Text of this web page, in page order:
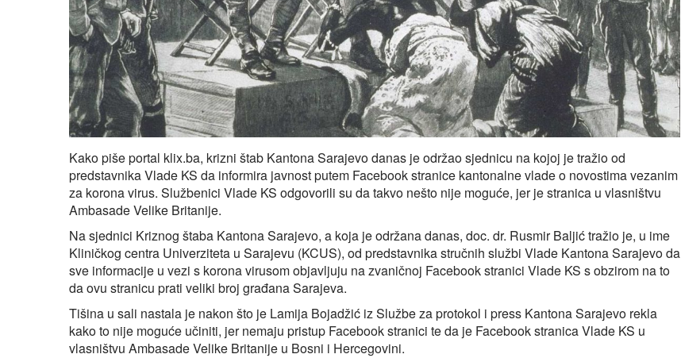
Kako piše portal klix.ba, krizni štab Kantona Sarajevo danas je održao sjednicu na kojoj je tražio od
predstavnika Vlade KS da informira javnost putem Facebook stranice kantonalne vlade o novostima vezanim
za korona virus. Službenici Vlade KS odgovorili su da takvo nešto nije moguće, jer je stranica u vlasništvu
Ambasade Velike Britanije.
Na sjednici Kriznog štaba Kantona Sarajevo, a koja je održana danas, doc. dr. Rusmir Baljić tražio je, u ime
Kliničkog centra Univerziteta u Sarajevu (KCUS), od predstavnika stručnih službi Vlade Kantona Sarajevo da
sve informacije u vezi s korona virusom objavljuju na zvaničnoj Facebook stranici Vlade KS s obzirom na to
da ovu stranicu prati veliki broj građana Sarajeva.
Tišina u sali nastala je nakon što je Lamija Bojadžić iz Službe za protokol i press Kantona Sarajevo rekla
kako to nije moguće učiniti, jer nemaju pristup Facebook stranici te da je Facebook stranica Vlade KS u
vlasništvu Ambasade Velike Britanije u Bosni i Hercegovini.